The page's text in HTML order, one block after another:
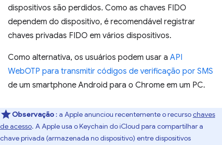
dispositivos são perdidos. Como as chaves FIDO
dependem do dispositivo, é recomendável registrar
chaves privadas FIDO em vários dispositivos.
Como alternativa, os usuários podem usar a API
WebOTP para transmitir códigos de verificação por SMS
de um smartphone Android para o Chrome em um PC.
Observação : a Apple anunciou recentemente o recursochaves
de acesso. A Apple usa o Keychain do iCloud para compartilhar a
chave privada (armazenada no dispositivo) entre dispositivos